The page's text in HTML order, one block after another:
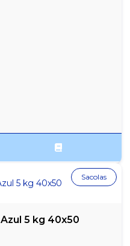
5 kg 40x50
Sacolas